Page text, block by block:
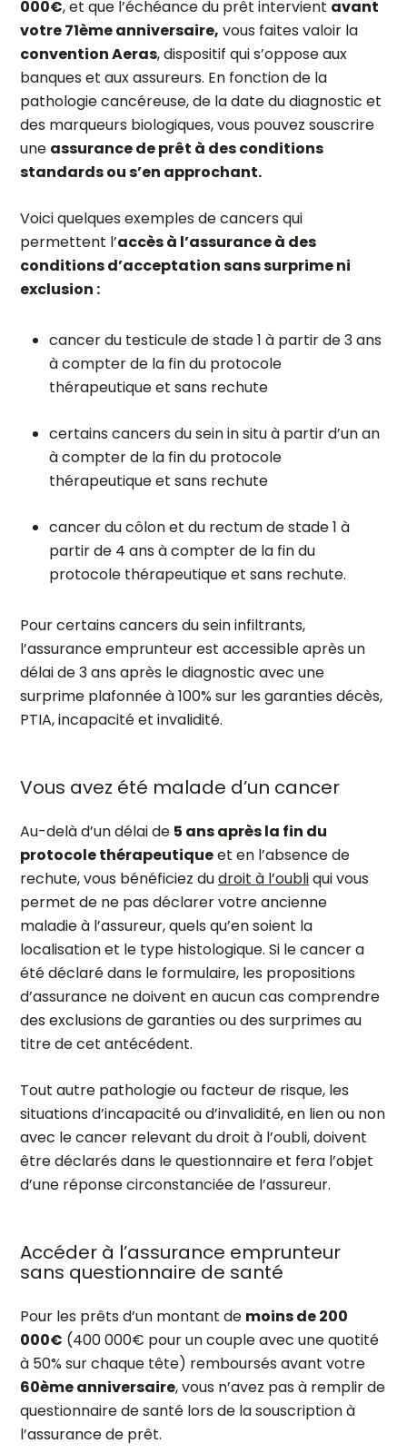
000€, et que l’échéance du prêt intervient avant
votre 71èmeanniversaire, vous faites valoir la
convention Aeras, dispositif qui s’oppose aux
banques et aux assureurs. En fonction de la
pathologie cancéreuse, de la date du diagnostic et
des marqueurs biologiques, vous pouvez souscrire
une assurance de prêt à des conditions
standards ou s’en approchant.
Voici quelques exemples de cancers qui
permettent l’accès à l’assurance à des
conditions d’acceptation sans surprime ni
exclusion :
cancer du testicule de stade 1 à partir de 3 ans
à compter de la fin du protocole
thérapeutique et sans rechute
certains cancers du sein in situ à partir d’un an
à compter de la fin du protocole
thérapeutique et sans rechute
cancer du côlon et du rectum de stade 1 à
partir de 4 ans à compter de la fin du
protocole thérapeutique et sans rechute.
Pour certains cancers du sein infiltrants,
l’assurance emprunteur est accessible après un
délai de 3 ans après le diagnostic avec une
surprime plafonnée à 100% sur les garanties décès,
PTIA, incapacité et invalidité.
Vous avez été malade d’un cancer
Au-delà d’un délai de 5 ans après la fin du
protocole thérapeutiqueet en l’absence de
rechute, vous bénéficiez dudroit à l’oubliqui vous
permet de ne pas déclarer votre ancienne
maladie à l’assureur, quels qu’en soient la
localisation et le type histologique. Si le cancer a
été déclaré dans le formulaire, les propositions
d’assurance ne doivent en aucun cas comprendre
des exclusions de garanties ou des surprimes au
titre de cet antécédent.
Tout autre pathologie ou facteur de risque, les
situations d’incapacité ou d’invalidité, en lien ou non
avec le cancer relevant du droit à l’oubli, doivent
être déclarés dans le questionnaire et fera l’objet
d’une réponse circonstanciée de l’assureur.
Accéder à l’assurance emprunteur
sans questionnaire de santé
Pour les prêts d’un montant de moins de 200
000€ (400 000€ pour un couple avec une quotité
à 50% sur chaque tête) remboursés avant votre
60èmeanniversaire, vous n’avez pas à remplir de
questionnaire de santé lors de la souscription à
l’assurance de prêt.